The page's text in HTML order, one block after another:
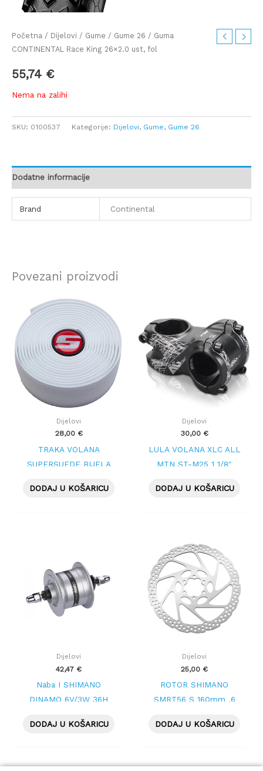
Početna / Dijelovi / Gume / Gume 26 / Guma
CONTINENTAL Race King 26×2.0 ust, fol
55,74 €
Nema na zalihi
SKU: 0100537 Kategorije: Dijelovi, Gume, Gume 26
Dodatne informacije
Brand Continental
Povezani proizvodi
Dijelovi
28,00 €
TRAKA VOLANA
SUPERSUEDE BIJELA
DODAJ U KOŠARICU
Dijelovi
30,00 €
LULA VOLANA XLC ALL
MTN ST-M25 1 1/8″
MAT
DODAJ U KOŠARICU
Dijelovi
42,47 €
Naba I SHIMANO
DINAMO 6V/3W 36H
DODAJ U KOŠARICU
Dijelovi
25,00 €
ROTOR SHIMANO
SMRT56 S 160mm ,6
DODAJ U KOŠARICU